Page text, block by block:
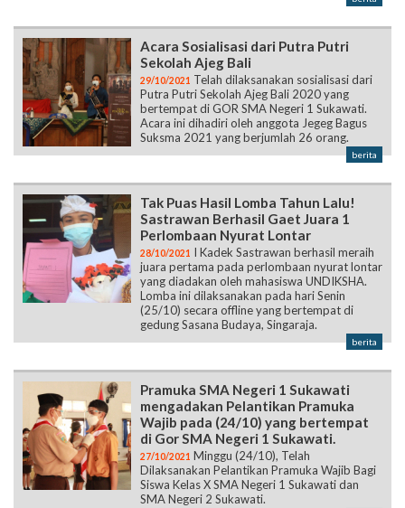
Acara Sosialisasi dari Putra Putri
Sekolah Ajeg Bali
29/10/2021 Telah dilaksanakan sosialisasi dari
Putra Putri Sekolah Ajeg Bali 2020 yang
bertempat di GOR SMA Negeri 1 Sukawati.
Acara ini dihadiri oleh anggota Jegeg Bagus
Suksma 2021 yang berjumlah 26 orang.
berita
Tak Puas Hasil Lomba Tahun Lalu!
Sastrawan Berhasil Gaet Juara 1
Perlombaan Nyurat Lontar
28/10/2021 I Kadek Sastrawan berhasil meraih
juara pertama pada perlombaan nyurat lontar
yang diadakan oleh mahasiswa UNDIKSHA.
Lomba ini dilaksanakan pada hari Senin
(25/10) secara offline yang bertempat di
gedung Sasana Budaya, Singaraja.
berita
Pramuka SMA Negeri 1 Sukawati
mengadakan Pelantikan Pramuka
Wajib pada (24/10) yang bertempat
di Gor SMA Negeri 1 Sukawati.
27/10/2021 Minggu (24/10), Telah
Dilaksanakan Pelantikan Pramuka Wajib Bagi
Siswa Kelas X SMA Negeri 1 Sukawati dan
SMA Negeri 2 Sukawati.